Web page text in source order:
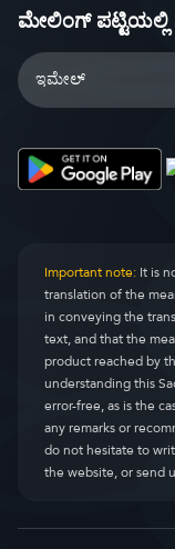
ಮೇಲಿಂಗ್
Important note:It is
translation of the
in conveying the
text, and that the
product reached by
understanding this
error-free, as is the
any remarks or
do not hesitate to
the website, or send